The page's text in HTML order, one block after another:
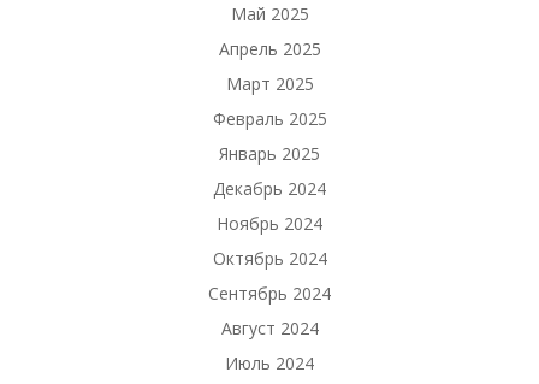
Май 2025
Апрель 2025
Март 2025
Февраль 2025
Январь 2025
Декабрь 2024
Ноябрь 2024
Октябрь 2024
Сентябрь 2024
Август 2024
Июль 2024